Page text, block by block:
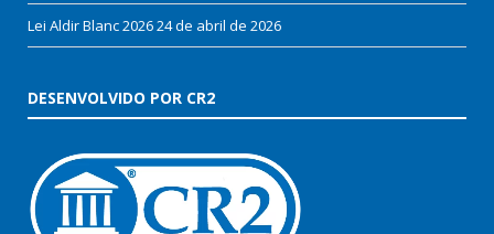
Lei Aldir Blanc 202624 de abril de 2026
DESENVOLVIDO POR CR2